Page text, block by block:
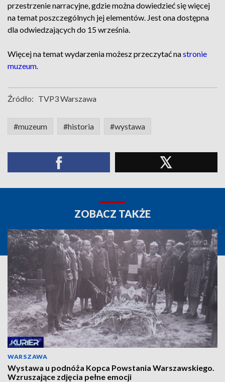
przestrzenie narracyjne, gdzie można dowiedzieć się więcej
na temat poszczególnych jej elementów. Jest ona dostępna
dla odwiedzających do 15 września.
Więcej na temat wydarzenia możesz przeczytać nastronie
muzeum.
Źródło: TVP3 Warszawa
#muzeum #historia #wystawa
ZOBACZ TAKŻE
WARSZAWA
Wystawa u podnóża Kopca Powstania Warszawskiego.
Wzruszające zdjęcia pełne emocji